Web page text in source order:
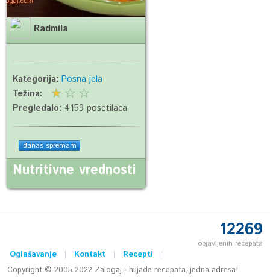
Radmila
Kategorija:Posna jela
Težina:
Pregledalo: 4159 posetilaca
danas spremam
Nutritivne vrednosti
12269
objavljenih recepata
Oglašavanje Kontakt
Recepti
Copyright © 2005-2022 Zalogaj - hiljade recepata, jedna adresa!